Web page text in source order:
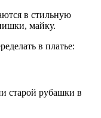
в стильную
майку.
в платье:
старой рубашки в